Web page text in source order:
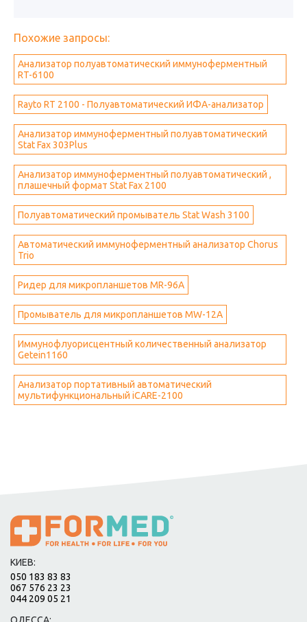
Похожие запросы:
Анализатор полуавтоматический иммуноферментный
RT-6100
Rayto RT 2100 - Полуавтоматический ИФА-анализатор
Анализатор иммуноферментный полуавтоматический
Stat Fax 303Plus
Анализатор иммуноферментный полуавтоматический ,
плашечный формат Stat Fax 2100
Полуавтоматический промыватель Stat Wash 3100
Автоматический иммуноферментный анализатор Chorus
Trio
Ридер для микропланшетов MR-96A
Промыватель для микропланшетов MW-12A
Иммунофлуорисцентный количественный анализатор
Getein1160
Анализатор портативный автоматический
мультифункциональный iCARE-2100
КИЕВ:
050 183 83 83
067 576 23 23
044 209 05 21